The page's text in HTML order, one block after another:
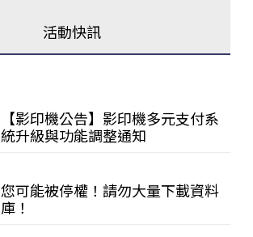
活動快訊
【影印機公告】影印機多元支付系
統升級與功能調整通知
您可能被停權！請勿大量下載資料
庫！